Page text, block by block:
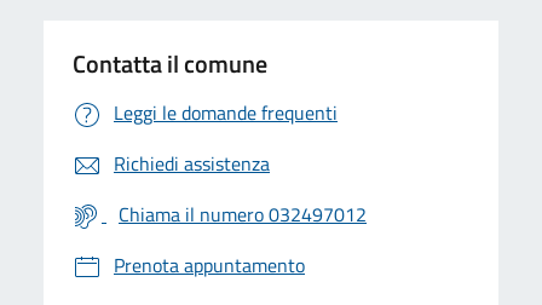
Contatta il comune
Leggi le domande frequenti
Richiedi assistenza
Chiama il numero 032497012
Prenota appuntamento